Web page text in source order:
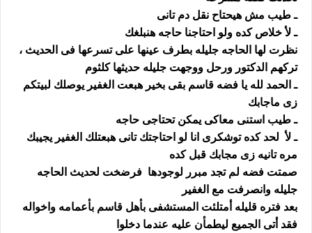
ـ طيب مش هيحتاح نقل دم تانى
ـ لأ خلاص كده ولو احتاجنا حاجه هنبلغك
نظرت لها الحاجه جليله بطرف عينها على تسرعها فى الحديث ،
تركهم الدكتور ورحل ووجهت جليله حديثها كلثوم
ـ الحمد لله يا فضه قاسم بقى بخير هبعت الغفير يوصلك لبيتكم
زى ماجابك
ـ طيب استنى معاكى يمكن تحتاجى حاجه
ـ لأ لحد كده توشكرى انا لو احتاجتك تانى هبعتلك الغفير يجيبك
مره تانيه زى مجابك قبل كده
صمتت فضه لم تجد مبرر لوجودها فرضخت لحديث الحاجه
جليله وانصرفت مع الغفير
بعد فتره قليله أمتلئت المستشفى بأهل قاسم بأعمامه واخواله
فقد أتى الجميع ليطمأن عليه عندما دخلوا